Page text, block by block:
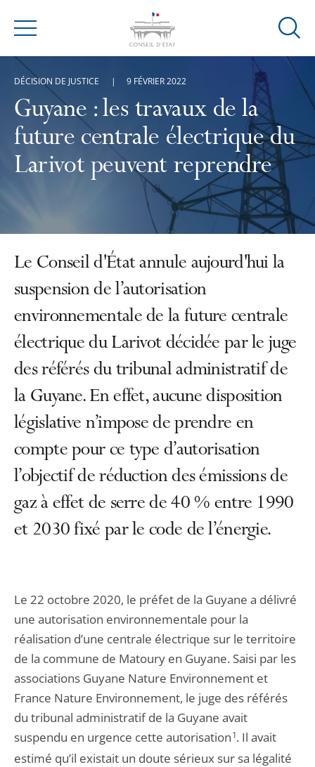
Menu
Ouvrir
Guyane : les travaux de la
future centrale électrique du
Larivot peuvent reprendre
DÉCISION DE JUSTICE 9 FÉVRIER 2022
Le Conseil d'État annule aujourd'hui la
suspension de l’autorisation
environnementale de la future centrale
électrique du Larivot décidée par le juge
des référés du tribunal administratif de
la Guyane. En effet, aucune disposition
législative n’impose de prendre en
compte pour ce type d’autorisation
l’objectif de réduction des émissions de
gaz à effet de serre de 40 % entre 1990
et 2030 fixé par le code de l’énergie.
Le 22 octobre 2020, le préfet de la Guyane a délivré
une autorisation environnementale pour la
réalisation d’une centrale électrique sur le territoire
de la commune de Matoury en Guyane. Saisi par les
associations Guyane Nature Environnement et
France Nature Environnement, le juge des référés
du tribunal administratif de la Guyane avait
suspendu en urgence cette autorisation1. Il avait
estimé qu’il existait un doute sérieux sur sa légalité